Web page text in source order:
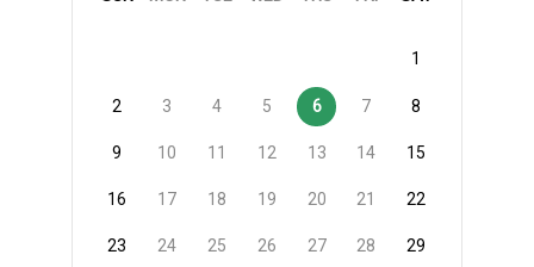
1
2 3 4 5 6 7 8
9 10 11 12 13 14 15
16 17 18 19 20 21 22
23 24 25 26 27 28 29